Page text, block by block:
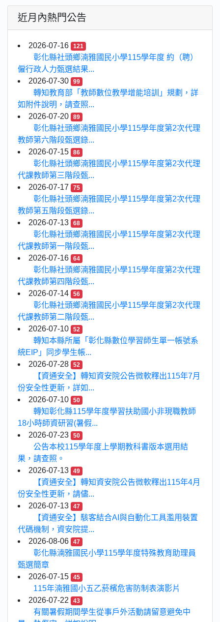
近月內熱門公告
2026-07-16 121
彰化縣社頭鄉湳雅國民小學115學年度 約（聘）
僱行政人力甄選結果...
2026-07-30
99
轉知教育部「教師數位教學增能培訓」規劃，詳
如附件說明，請查照...
2026-07-20
89
彰化縣社頭鄉湳雅國民小學115學年度第2次代理
教師第六階段甄選錄...
2026-07-15
86
彰化縣社頭鄉湳雅國民小學115學年度第2次代理
代課教師第三階段甄...
2026-07-17
75
彰化縣社頭鄉湳雅國民小學115學年度第2次代理
教師第五階段甄選錄...
2026-07-13
68
彰化縣社頭鄉湳雅國民小學115學年度第2次代理
代課教師第一階段甄...
2026-07-16
64
彰化縣社頭鄉湳雅國民小學115學年度第2次代理
代課教師第四階段甄...
2026-07-14
56
彰化縣社頭鄉湳雅國民小學115學年度第2次代理
代課教師第二階段甄...
2026-07-10
52
轉知本縣所屬「彰化縣數位學習師生單一帳號系
統EIP」同步學生帳...
2026-07-28
52
【資通安全】轉知資安院公告微軟釋出115年7月
份安全性更新，詳如...
2026-07-10
50
轉知彰化縣115學年度學習扶助國小非現職教師
18小時師資研習(暑假...
2026-07-23
50
公告本校115學年度上學期教科書版本選用結
果，請查照。
2026-07-13
49
【資通安全】轉知資安院公告微軟釋出115年4月
份安全性更新，請儘...
2026-07-13
47
【資通安全】駭客結合AI與自動化工具濫用裝置
代碼機制，資安院提...
2026-08-06
47
彰化縣湳雅國民小學115學年度特殊教育助理員
甄選簡章
2026-07-15
45
115年湳雅國小五乙菸檳危害防制表演影片
2026-07-22
43
有關暑假期間學生從事戶外活動請留意避免中